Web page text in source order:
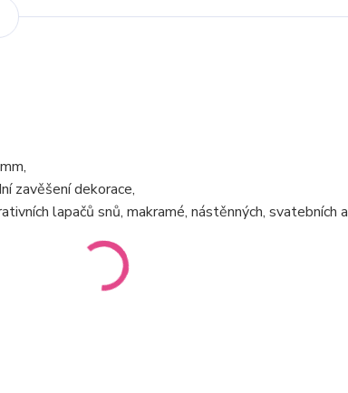
zavěšení dekorace,
lapačů snů, makramé, nástěnných, svatebních a